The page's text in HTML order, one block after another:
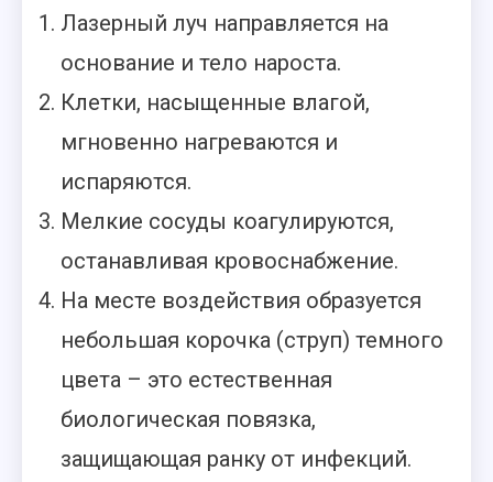
Лазерный луч направляется на
основание и тело нароста.
Клетки, насыщенные влагой,
мгновенно нагреваются и
испаряются.
Мелкие сосуды коагулируются,
останавливая кровоснабжение.
На месте воздействия образуется
небольшая корочка (струп) темного
цвета – это естественная
биологическая повязка,
защищающая ранку от инфекций.